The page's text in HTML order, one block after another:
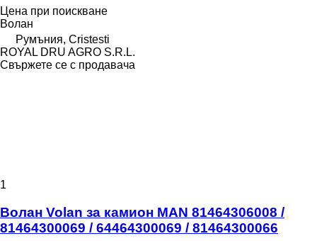
Цена при поискване
Волан
Румъния, Cristesti
ROYAL DRU AGRO S.R.L.
Свържете се с продавача
1
Волан Volan за камион MAN 81464306008 /
81464300069 / 64464300069 / 81464300066